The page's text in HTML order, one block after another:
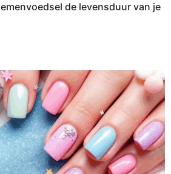
de levensduur van je